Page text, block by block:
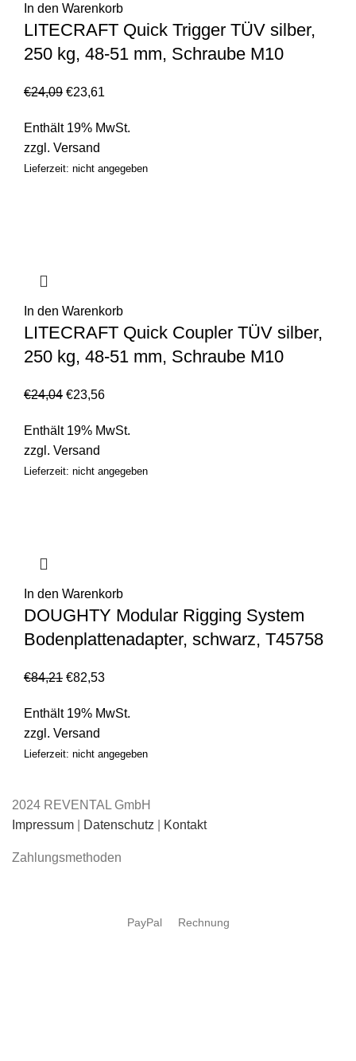
In den Warenkorb
LITECRAFT Quick Trigger TÜV silber,
250 kg, 48-51 mm, Schraube M10
€24,09 €23,61
Enthält 19% MwSt.
zzgl. Versand
Lieferzeit: nicht angegeben
In den Warenkorb
LITECRAFT Quick Coupler TÜV silber,
250 kg, 48-51 mm, Schraube M10
€24,04 €23,56
Enthält 19% MwSt.
zzgl. Versand
Lieferzeit: nicht angegeben
In den Warenkorb
DOUGHTY Modular Rigging System
Bodenplattenadapter, schwarz, T45758
€84,21 €82,53
Enthält 19% MwSt.
zzgl. Versand
Lieferzeit: nicht angegeben
2024 REVENTAL GmbH
Impressum
Datenschutz Kontakt
Zahlungsmethoden
PayPal Rechnung